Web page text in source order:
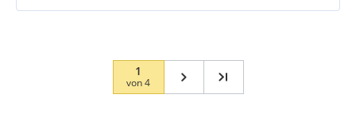
Wein oder Bier dem leisem Wasserrauschen des
Als Wanderausgangspunkt ist die Lage bestens
1
von4